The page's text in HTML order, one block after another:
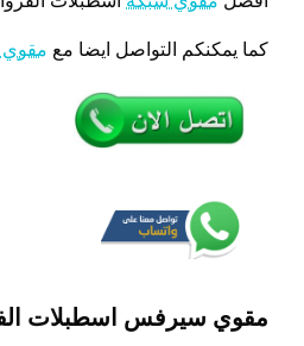
كما يمكنكم التواصل ايضا مع مقوي
مقوي سيرفس اسطبلات